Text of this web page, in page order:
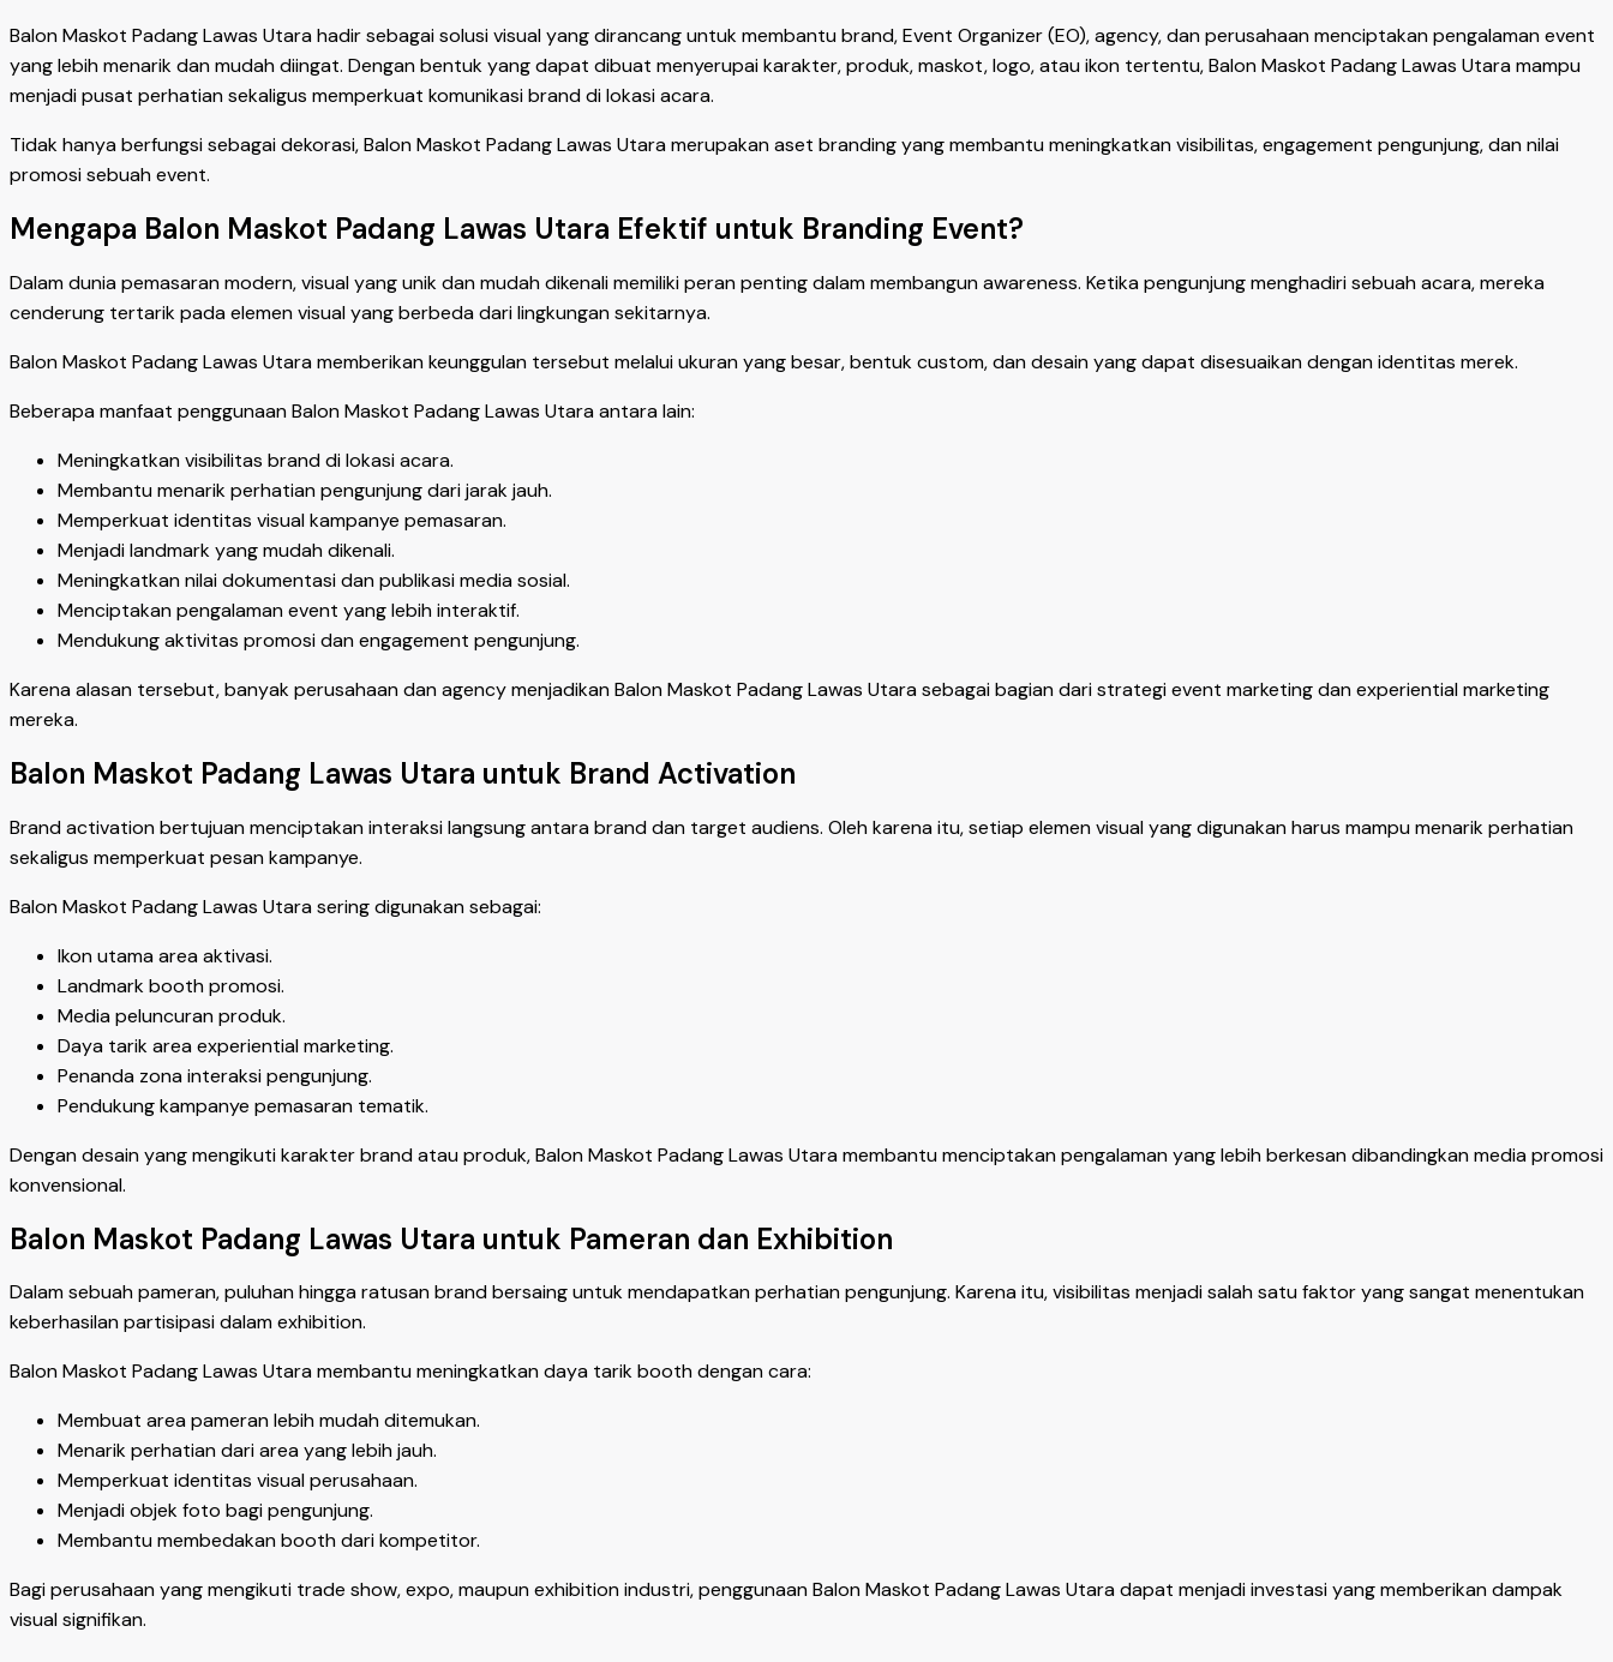
Balon Maskot Padang Lawas Utara hadir sebagai solusi visual yang dirancang untuk membantu brand, Event Organizer (EO), agency, dan perusahaan menciptakan pengalaman event
yang lebih menarik dan mudah diingat. Dengan bentuk yang dapat dibuat menyerupai karakter, produk, maskot, logo, atau ikon tertentu, Balon Maskot Padang Lawas Utara mampu
menjadi pusat perhatian sekaligus memperkuat komunikasi brand di lokasi acara.
Tidak hanya berfungsi sebagai dekorasi, Balon Maskot Padang Lawas Utara merupakan aset branding yang membantu meningkatkan visibilitas, engagement pengunjung, dan nilai
promosi sebuah event.
Mengapa Balon Maskot Padang Lawas Utara Efektif untuk Branding Event?
Dalam dunia pemasaran modern, visual yang unik dan mudah dikenali memiliki peran penting dalam membangun awareness. Ketika pengunjung menghadiri sebuah acara, mereka
cenderung tertarik pada elemen visual yang berbeda dari lingkungan sekitarnya.
Balon Maskot Padang Lawas Utara memberikan keunggulan tersebut melalui ukuran yang besar, bentuk custom, dan desain yang dapat disesuaikan dengan identitas merek.
Beberapa manfaat penggunaan Balon Maskot Padang Lawas Utara antara lain:
Meningkatkan visibilitas brand di lokasi acara.
Membantu menarik perhatian pengunjung dari jarak jauh.
Memperkuat identitas visual kampanye pemasaran.
Menjadi landmark yang mudah dikenali.
Meningkatkan nilai dokumentasi dan publikasi media sosial.
Menciptakan pengalaman event yang lebih interaktif.
Mendukung aktivitas promosi dan engagement pengunjung.
Karena alasan tersebut, banyak perusahaan dan agency menjadikan Balon Maskot Padang Lawas Utara sebagai bagian dari strategi event marketing dan experiential marketing
mereka.
Balon Maskot Padang Lawas Utara untuk Brand Activation
Brand activation bertujuan menciptakan interaksi langsung antara brand dan target audiens. Oleh karena itu, setiap elemen visual yang digunakan harus mampu menarik perhatian
sekaligus memperkuat pesan kampanye.
Balon Maskot Padang Lawas Utara sering digunakan sebagai:
Ikon utama area aktivasi.
Landmark booth promosi.
Media peluncuran produk.
Daya tarik area experiential marketing.
Penanda zona interaksi pengunjung.
Pendukung kampanye pemasaran tematik.
Dengan desain yang mengikuti karakter brand atau produk, Balon Maskot Padang Lawas Utara membantu menciptakan pengalaman yang lebih berkesan dibandingkan media promosi
konvensional.
Balon Maskot Padang Lawas Utara untuk Pameran dan Exhibition
Dalam sebuah pameran, puluhan hingga ratusan brand bersaing untuk mendapatkan perhatian pengunjung. Karena itu, visibilitas menjadi salah satu faktor yang sangat menentukan
keberhasilan partisipasi dalam exhibition.
Balon Maskot Padang Lawas Utara membantu meningkatkan daya tarik booth dengan cara:
Membuat area pameran lebih mudah ditemukan.
Menarik perhatian dari area yang lebih jauh.
Memperkuat identitas visual perusahaan.
Menjadi objek foto bagi pengunjung.
Membantu membedakan booth dari kompetitor.
Bagi perusahaan yang mengikuti trade show, expo, maupun exhibition industri, penggunaan Balon Maskot Padang Lawas Utara dapat menjadi investasi yang memberikan dampak
visual signifikan.